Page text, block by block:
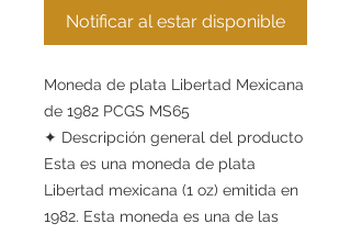
Notificar al estar disponible
Moneda de plata Libertad Mexicana
de 1982 PCGS MS65
✦ Descripción general del producto
Esta es una moneda de plata
Libertad mexicana (1 oz) emitida en
1982. Esta moneda es una de las